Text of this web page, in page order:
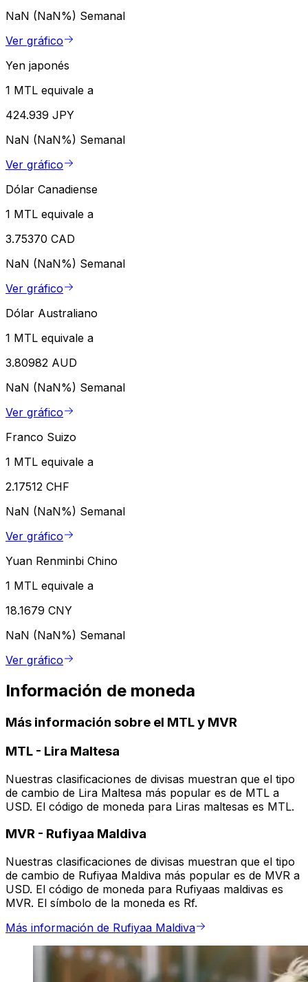
NaN (NaN%) Semanal
Ver gráfico
Yen japonés
1 MTL equivale a
424.939 JPY
NaN (NaN%) Semanal
Ver gráfico
Dólar Canadiense
1 MTL equivale a
3.75370 CAD
NaN (NaN%) Semanal
Ver gráfico
Dólar Australiano
1 MTL equivale a
3.80982 AUD
NaN (NaN%) Semanal
Ver gráfico
Franco Suizo
1 MTL equivale a
2.17512 CHF
NaN (NaN%) Semanal
Ver gráfico
Yuan Renminbi Chino
1 MTL equivale a
18.1679 CNY
NaN (NaN%) Semanal
Ver gráfico
Información de moneda
Más información sobre el MTL y MVR
MTL - Lira Maltesa
Nuestras clasificaciones de divisas muestran que el tipo
de cambio de Lira Maltesa más popular es de MTL a
USD. El código de moneda para Liras maltesas es MTL.
MVR - Rufiyaa Maldiva
Nuestras clasificaciones de divisas muestran que el tipo
de cambio de Rufiyaa Maldiva más popular es de MVR a
USD. El código de moneda para Rufiyaas maldivas es
MVR. El símbolo de la moneda es Rf.
Más información de Rufiyaa Maldiva